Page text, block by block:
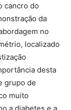
cancro do
da
no
localizado
desta
grupo de
muito
a diabetes e a